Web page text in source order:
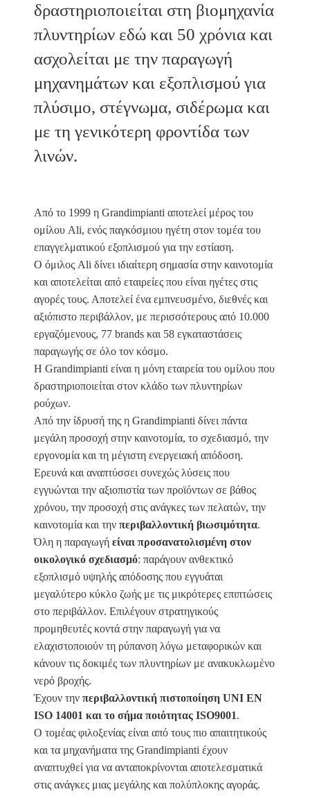
δραστηριοποιείται στη βιομηχανία
πλυντηρίων εδώ και 50 χρόνια και
ασχολείται με την παραγωγή
μηχανημάτων και εξοπλισμού για
πλύσιμο, στέγνωμα, σιδέρωμα και
με τη γενικότερη φροντίδα των
λινών.
Από το 1999 η Grandimpianti αποτελεί μέρος του
ομίλου Ali, ενός παγκόσμιου ηγέτη στον τομέα του
επαγγελματικού εξοπλισμού για την εστίαση.
Ο όμιλος Ali δίνει ιδιαίτερη σημασία στην καινοτομία
και αποτελείται από εταιρείες που είναι ηγέτες στις
αγορές τους. Αποτελεί ένα εμπνευσμένο, διεθνές και
αξιόπιστο περιβάλλον, με περισσότερους από 10.000
εργαζόμενους, 77 brands και 58 εγκαταστάσεις
παραγωγής σε όλο τον κόσμο.
Η Grandimpianti είναι η μόνη εταιρεία του ομίλου που
δραστηριοποιείται στον κλάδο των πλυντηρίων
ρούχων.
Από την ίδρυσή της η Grandimpianti δίνει πάντα
μεγάλη προσοχή στην καινοτομία, το σχεδιασμό, την
εργονομία και τη μέγιστη ενεργειακή απόδοση.
Ερευνά και αναπτύσσει συνεχώς λύσεις που
εγγυώνται την αξιοπιστία των προϊόντων σε βάθος
χρόνου, την προσοχή στις ανάγκες των πελατών, την
καινοτομία και την περιβαλλοντική βιωσιμότητα.
Όλη η παραγωγή είναι προσανατολισμένη στον
οικολογικό σχεδιασμό: παράγουν ανθεκτικό
εξοπλισμό υψηλής απόδοσης που εγγυάται
μεγαλύτερο κύκλο ζωής με τις μικρότερες επιπτώσεις
στο περιβάλλον. Επιλέγουν στρατηγικούς
προμηθευτές κοντά στην παραγωγή για να
ελαχιστοποιούν τη ρύπανση λόγω μεταφορικών και
κάνουν τις δοκιμές των πλυντηρίων με ανακυκλωμένο
νερό βροχής.
Έχουν την περιβαλλοντική πιστοποίηση UNI EN
ISO 14001 και το σήμα ποιότητας ISO9001.
Ο τομέας φιλοξενίας είναι από τους πιο απαιτητικούς
και τα μηχανήματα της Grandimpianti έχουν
αναπτυχθεί για να ανταποκρίνονται αποτελεσματικά
στις ανάγκες μιας μεγάλης και πολύπλοκης αγοράς.